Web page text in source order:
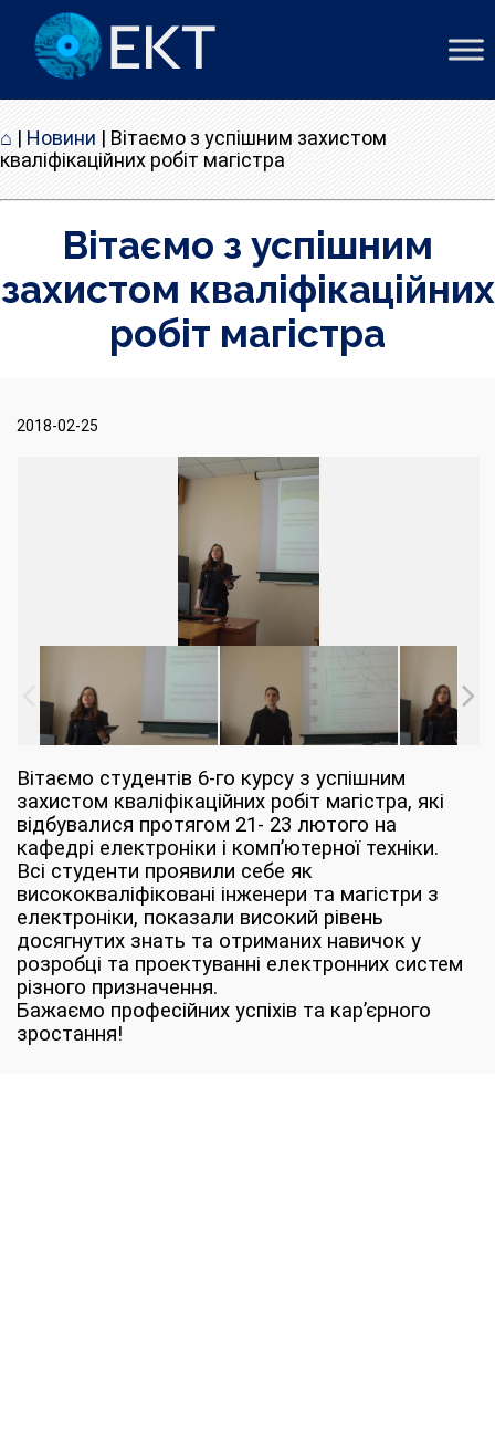
⌂ | Новини | Вітаємо з успішним захистом
кваліфікаційних робіт магістра
Вітаємо з успішним
захистом кваліфікаційних
робіт магістра
2018-02-25
Вітаємо студентів 6-го курсу з успішним
захистом кваліфікаційних робіт магістра, які
відбувалися протягом 21- 23 лютого на
кафедрі електроніки і комп’ютерної техніки.
Всі студенти проявили себе як
висококваліфіковані інженери та магістри з
електроніки, показали високий рівень
досягнутих знать та отриманих навичок у
розробці та проектуванні електронних систем
різного призначення.
Бажаємо професійних успіхів та кар’єрного
зростання!